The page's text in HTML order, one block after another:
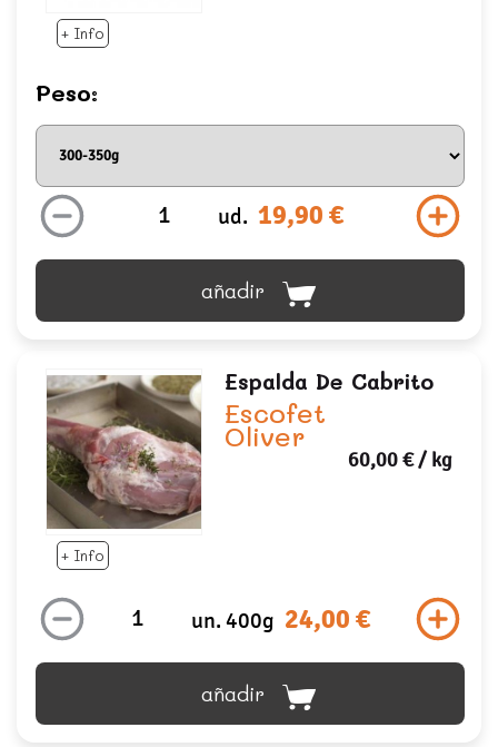
+ Info
Peso:
ud. 19,90 €
añadir
+ Info
Espalda De Cabrito
Escofet
Oliver
60,00 €/ kg
un. 400g 24,00 €
añadir